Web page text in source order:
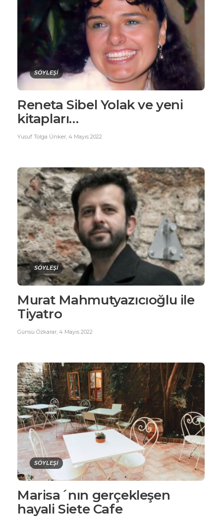
SÖYLEŞİ
Reneta Sibel Yolak ve yeni
kitapları…
Yusuf Tolga Ünker, 4 Mayıs 2022
SÖYLEŞİ
Murat Mahmutyazıcıoğlu ile
Tiyatro
Günsu Özkarar, 4 Mayıs 2022
SÖYLEŞİ
Marisa´nın gerçekleşen
hayali Siete Cafe